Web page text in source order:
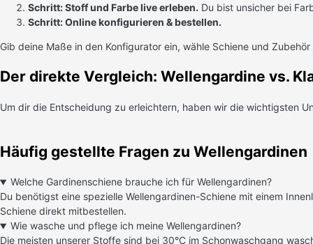
Schritt: Stoff und Farbe live erleben. Du bist unsicher bei
Schritt: Online konfigurieren & bestellen.
Gib deine Maße in den Konfigurator ein, wähle Schiene und
Der direkte Vergleich: Wellengardine vs.
Um dir die Entscheidung zu erleichtern, haben wir die wichtigsten
Häufig gestellte Fragen zu Wellengardinen
Welche Gardinenschiene brauche ich für Wellengardinen?
Du benötigst eine spezielle Wellengardinen-Schiene mit einem
Schiene direkt mitbestellen.
Wie wasche und pflege ich meine Wellengardinen?
Die meisten unserer Stoffe sind bei 30°C im Schonwaschgang